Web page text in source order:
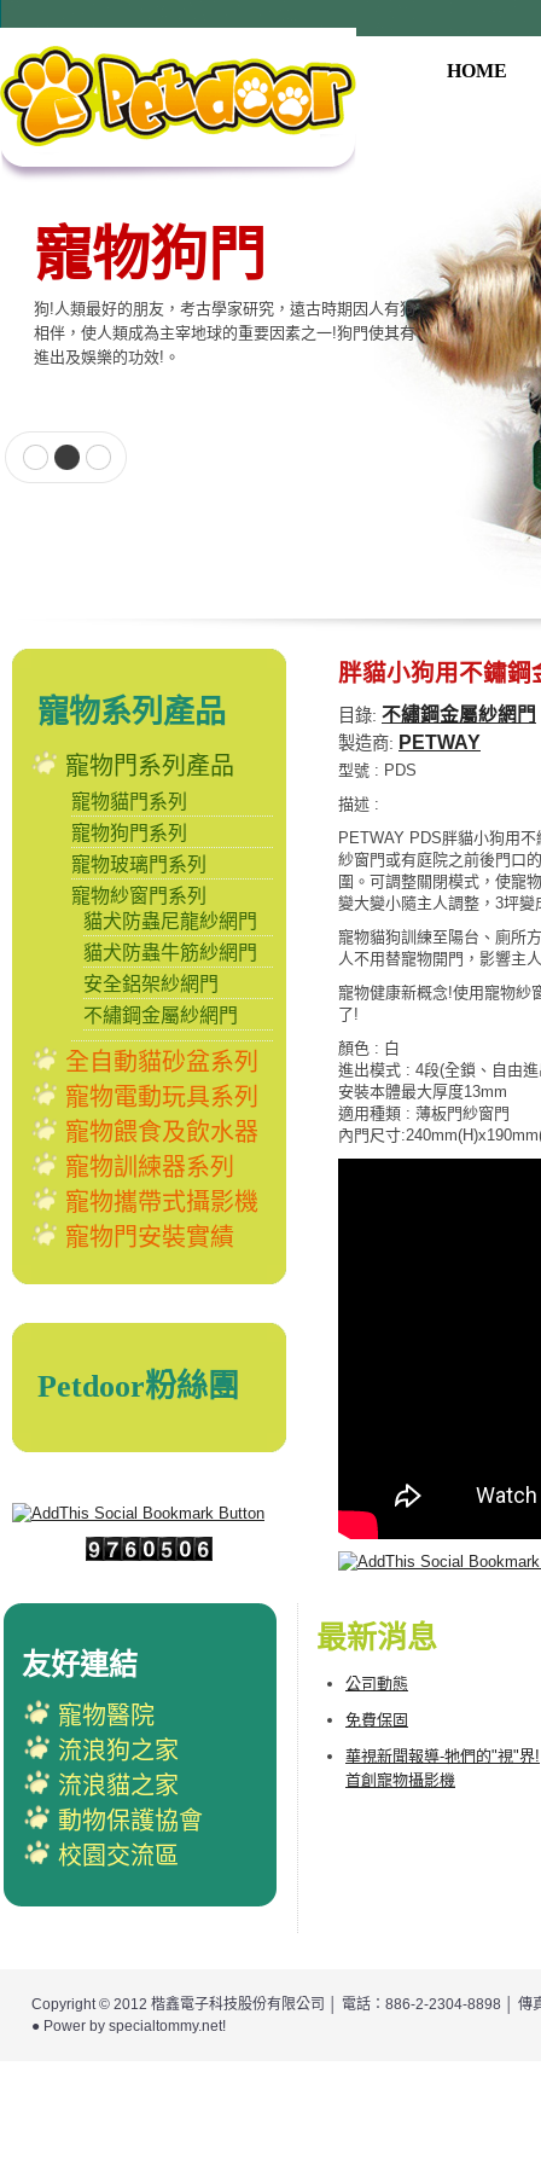
HOME
寵物狗門
狗!人類最好的朋友，考古學家研究，遠古時期因人有狗
相伴，使人類成為主宰地球的重要因素之一!狗門使其有
進出及娛樂的功效!。
寵物系列產品
寵物門系列產品
寵物貓門系列
寵物狗門系列
寵物玻璃門系列
寵物紗窗門系列
貓犬防蟲尼龍紗網門
貓犬防蟲牛筋紗網門
安全鋁架紗網門
不繡鋼金屬紗網門
全自動貓砂盆系列
寵物電動玩具系列
寵物餵食及飲水器
寵物訓練器系列
寵物攜帶式攝影機
寵物門安裝實績
Petdoor粉絲團
胖貓小狗用不鏽鋼
目錄: 不繡鋼金屬紗網門
製造商: PETWAY
型號 : PDS
描述 :
PETWAY PDS胖貓小狗用
紗窗門或有庭院之前後門口
圍。可調整關閉模式，使寵
變大變小隨主人調整，3坪
寵物貓狗訓練至陽台、廁所
人不用替寵物開門，影響主
寵物健康新概念!使用寵物紗
了!
顏色 : 白
進出模式 : 4段(全鎖、自由
安裝本體最大厚度13mm
適用種類 : 薄板門紗窗門
內門尺寸
最新消息
公司動態
免費保固
華視新聞報導-牠們的"視"界!
首創寵物攝影機
友好連結
寵物醫院
流浪狗之家
流浪貓之家
動物保護協會
校園交流區
Copyright © 2012 楷鑫電子科技股份有限公司
│ 電話：886-2-2304-8898 │
● Power by specialtommy.net!